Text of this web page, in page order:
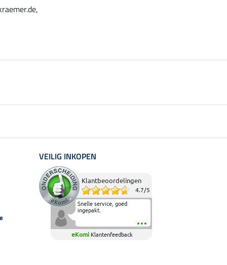
VEILIG INKOPEN
Klantbeoordelingen
4.7/5
Snelle service, goed
ingepakt.
eKomi Klantenfeedback